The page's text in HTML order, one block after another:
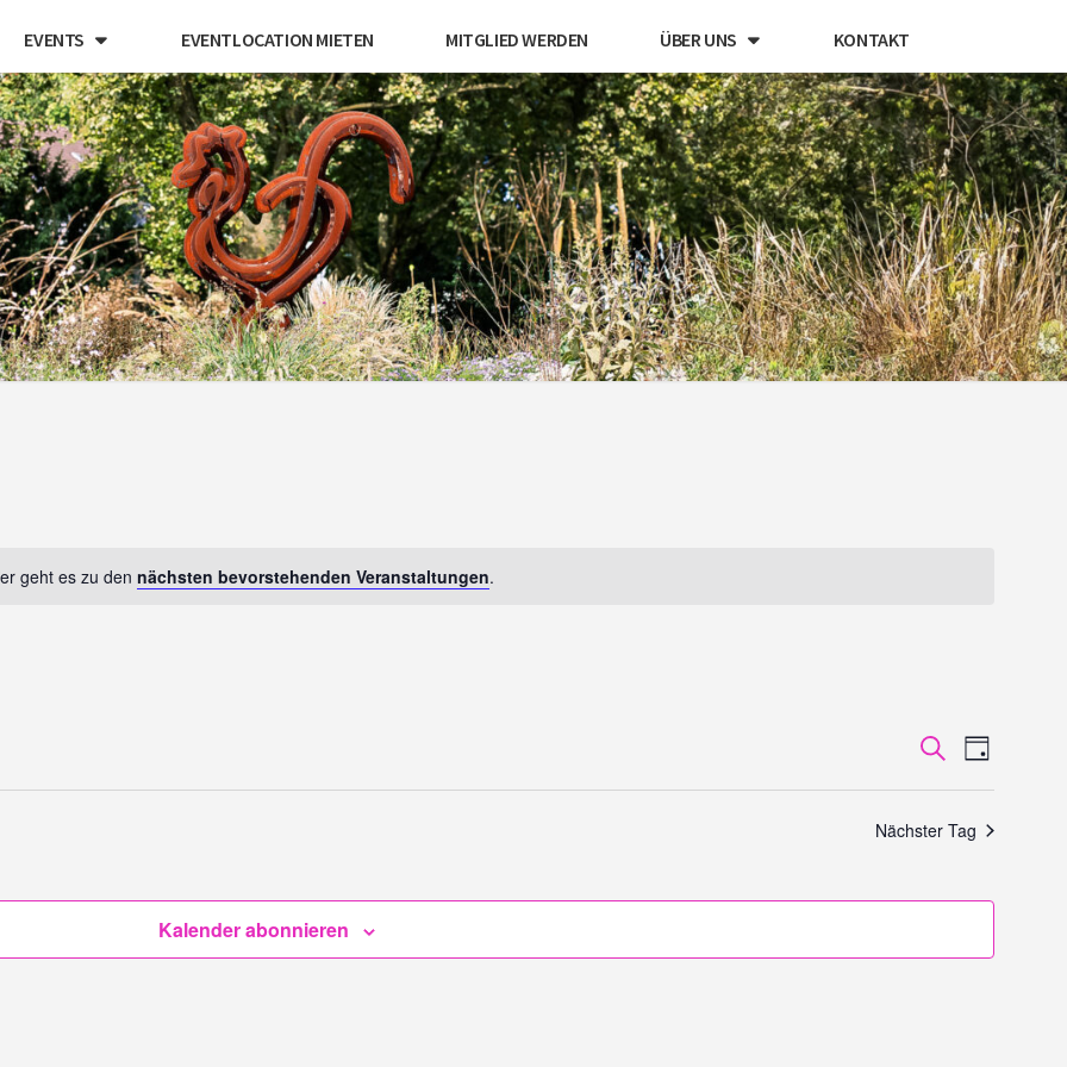
EVENTS EVENTLOCATION MIETEN MITGLIED WERDEN ÜBER UNS KONTAKT
AKSUS
E.V.
Arbeitskreis
Schule Und
Stadtteil
E.V.
geht es zu den nächsten bevorstehenden Veranstaltungen.
V
E
R
S
SucheV
A
S
T
Tag
Nächster Tag
Kalender abonnieren